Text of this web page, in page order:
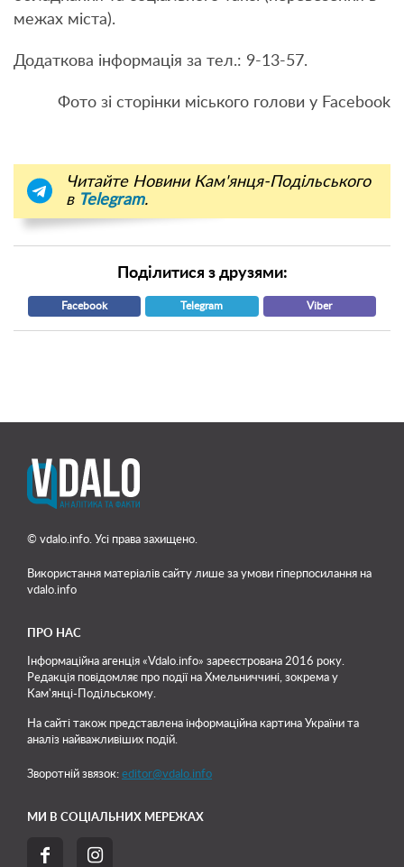
межах міста).
Додаткова інформація за тел.: 9-13-57.
Фото зі сторінки міського голови у Facebook
Читайте Новини Кам'янця-Подільського
в Telegram.
Поділитися з друзями:
Facebook Telegram Viber
© vdalo.info. Усі права захищено.
Використання матеріалів сайту лише за умови гіперпосилання на
vdalo.info
ПРО НАС
Інформаційна агенція «Vdalo.info» зареєстрована 2016 року.
Редакція повідомляє про події на Хмельниччині, зокрема у
Кам'янці-Подільському.
На сайті також представлена інформаційна картина України та
аналіз найважливіших подій.
Зворотній звязок: editor@vdalo.info
МИ В СОЦІАЛЬНИХ МЕРЕЖАХ
 